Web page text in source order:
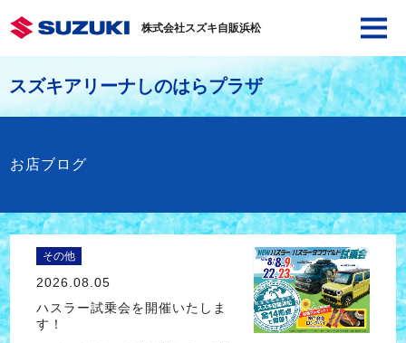
株式会社スズキ自販浜松
スズキアリーナしのはらプラザ
お店ブログ
その他
2026.08.05
ハスラー試乗会を開催いたしま
す！